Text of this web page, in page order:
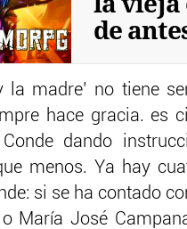
de
y la madre’ no tiene
hace gracia. es
dando
menos. Ya hay
si se ha contado
María José